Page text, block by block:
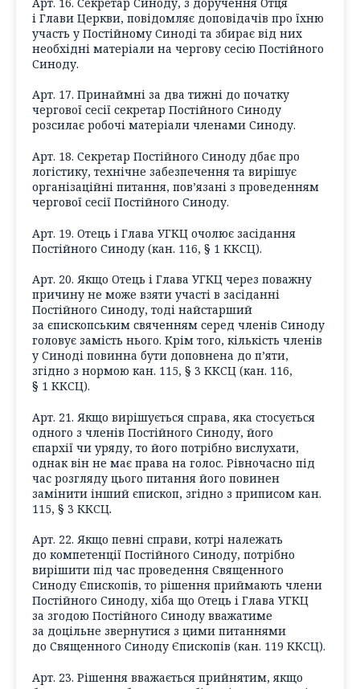
і Глави Церкви, повідомляє доповідачів про їхню
участь у Постійному Синоді та збирає від них
необхідні матеріали на чергову сесію Постійного
Синоду.
Арт. 17. Принаймні за два тижні до початку
чергової сесії секретар Постійного Синоду
розсилає робочі матеріали членами Синоду.
Арт. 18. Секретар Постійного Синоду дбає про
логістику, технічне забезпечення та вирішує
організаційні питання, пов’язані з проведенням
чергової сесії Постійного Синоду.
Арт. 19. Отець і Глава УГКЦ очолює засідання
Постійного Синоду (кан. 116, § 1 ККСЦ).
Арт. 20. Якщо Отець і Глава УГКЦ через поважну
причину не може взяти участі в засіданні
Постійного Синоду, тоді найстарший
за єпископським свяченням серед членів Синоду
головує замість нього. Крім того, кількість членів
у Синоді повинна бути доповнена до п’яти,
згідно з нормою кан. 115, § 3 ККСЦ (кан. 116,
§ 1 ККСЦ).
Арт. 21. Якщо вирішується справа, яка стосується
одного з членів Постійного Синоду, його
єпархії чи уряду, то його потрібно вислухати,
однак він не має права на голос. Рівночасно під
час розгляду цього питання його повинен
замінити інший єпископ, згідно з приписом кан.
115, § 3 ККСЦ.
Арт. 22. Якщо певні справи, котрі належать
до компетенції Постійного Синоду, потрібно
вирішити під час проведення Священного
Синоду Єпископів, то рішення приймають члени
Постійного Синоду, хіба що Отець і Глава УГКЦ
за згодою Постійного Синоду вважатиме
за доцільне звернутися з цими питаннями
до Священного Синоду Єпископів (кан. 119 ККСЦ).
Арт. 23. Рішення вважається прийнятим, якщо